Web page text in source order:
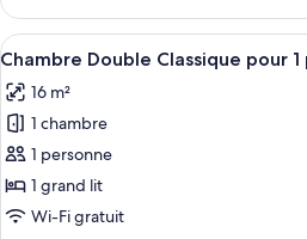
Double
ou
avec
lits
jumeaux
le
type
de
Chambre
Classique
Double
ou
avec
lits
jumeaux
Afficher
toutes
les
photos
pour
ce
type
5
Chambre Double Classique pour 1
16 m²
1 chambre
1 personne
1 grand lit
Wi-Fi gratuit